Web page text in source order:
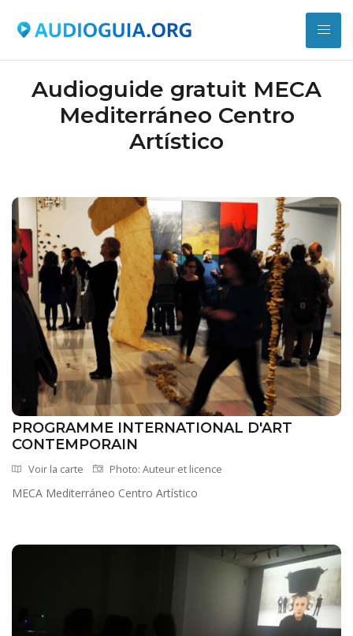
Audioguide gratuit MECA
Mediterráneo Centro
Artístico
PROGRAMME INTERNATIONAL D'ART
CONTEMPORAIN
Voir la carte Photo: Auteur et licence
MECA Mediterráneo Centro Artístico